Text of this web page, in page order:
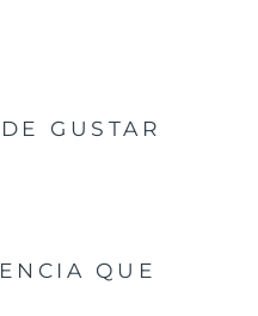
GUSTAR
QUE